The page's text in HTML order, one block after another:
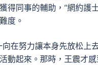
得同事的輔助，“網約護
度。
在努力讓本身先放松上
動起來。那時，王震才